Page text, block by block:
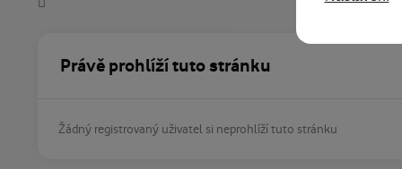
Právě prohlíží tuto stránku
Žádný registrovaný uživatel si neprohlíží tuto stránku